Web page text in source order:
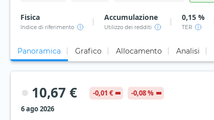
Fisica
Indice di riferimento
Accumulazione
Utilizzo dei redditi
0,15 %
TER
Panoramica Grafico Allocamento Analisi
10,67 € -0,01 €
-0,08 %
6 ago 2026